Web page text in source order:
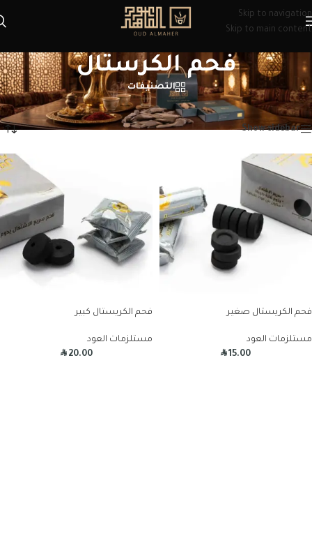
Skip to navigation
Skip to main content
فحم الكرستال
التصنيفات
الرئيسية/منتجات تحت الوسم “فحم الكرستال” عرض ⁦2⁩ من كل النتائج
Show sidebar
فحم الكريستال صغير
مستلزمات العود
R15.00
فحم الكريستال كبير
مستلزمات العود
R20.00